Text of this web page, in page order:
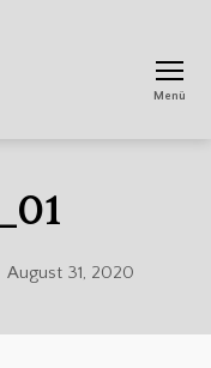
Menü
August 31, 2020